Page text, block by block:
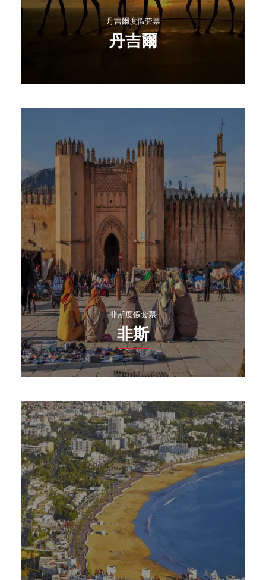
丹吉爾度假套票
丹吉爾
非斯度假套票
非斯